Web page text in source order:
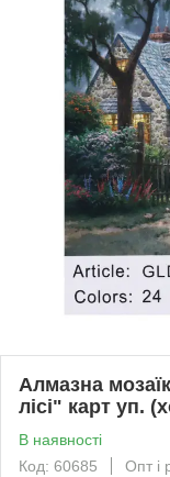
Алмазна
лісі" карт уп.
В наявності
Код: 60685
Опт і